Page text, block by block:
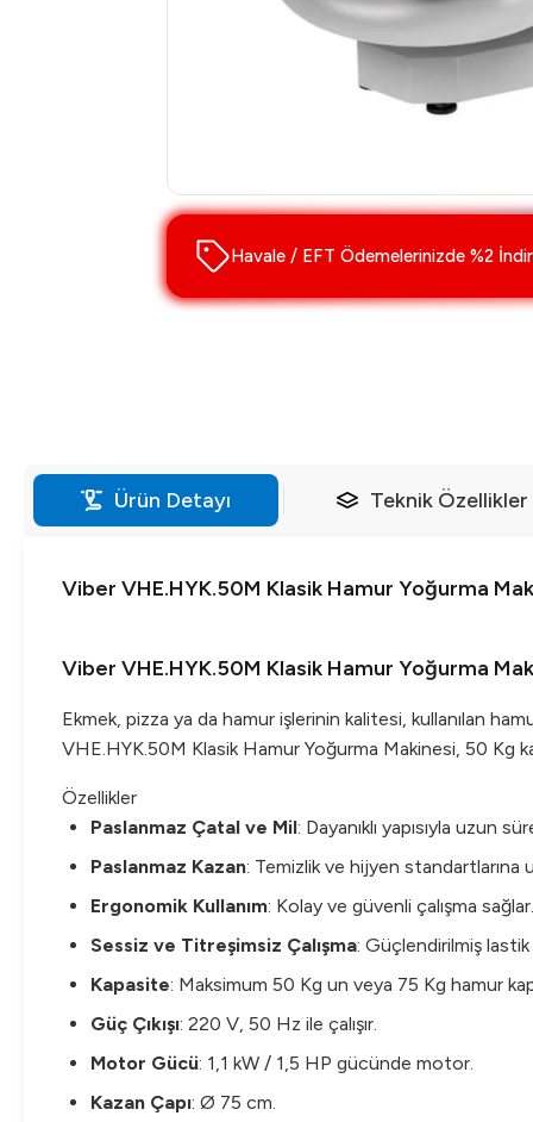
Havale / EFT Ödemelerinizde %2
Ürün Detayı Teknik Özellikler
Viber VHE.HYK.50M Klasik Hamur Yoğurma
Viber VHE.HYK.50M Klasik Hamur Yoğurma
Ekmek, pizza ya da hamur işlerinin kalitesi, kullanılan
VHE.HYK.50M Klasik Hamur Yoğurma Makinesi, 50 Kg
Özellikler
Paslanmaz Çatal ve Mil: Dayanıklı yapısıyla uzun
Paslanmaz Kazan: Temizlik ve hijyen standartlarına
Ergonomik Kullanım: Kolay ve güvenli çalışma sağlar.
Sessiz ve Titreşimsiz Çalışma: Güçlendirilmiş
Kapasite: Maksimum 50 Kg un veya 75 Kg hamur
Güç Çıkışı: 220 V, 50 Hz ile çalışır.
Motor Gücü: 1,1 kW / 1,5 HP gücünde motor.
Kazan Çapı: Ø 75 cm.